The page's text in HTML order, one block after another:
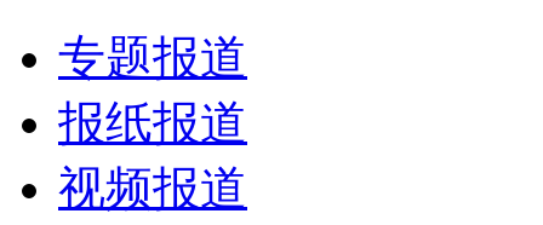
专题报道
报纸报道
视频报道